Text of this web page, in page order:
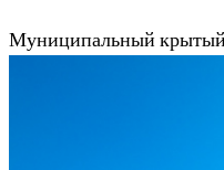
Муниципальный